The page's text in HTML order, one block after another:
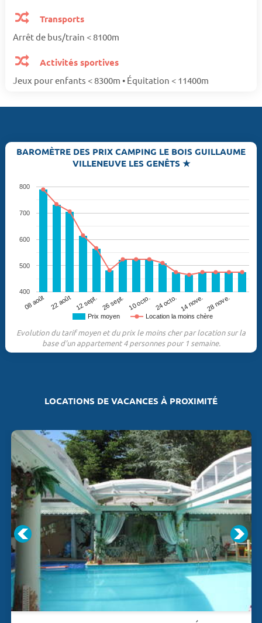
Transports
Arrêt de bus/train < 8100m
Activités sportives
Jeux pour enfants < 8300m • Équitation < 11400m
BAROMÈTRE DES PRIX CAMPING LE BOIS GUILLAUME
VILLENEUVE LES GENÊTS ★
Prix moyen Location la moins chère
08 août 22 août 12 sept. 26 sept. 10 octo. 24 octo. 14 nove. 28 nove.
400
500
600
700
800
Evolution du tarif moyen et du prix le moins cher par location sur la
base d'un appartement 4 personnes pour 1 semaine.
LOCATIONS DE VACANCES À PROXIMITÉ